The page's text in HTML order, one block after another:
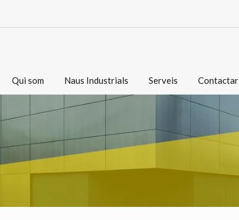
Qui som Naus Industrials Serveis Contactar